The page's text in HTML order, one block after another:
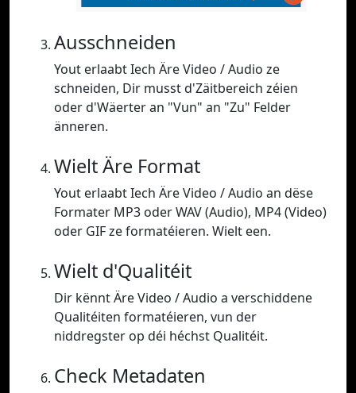
Ausschneiden
Yout erlaabt Iech Äre Video / Audio ze
schneiden, Dir musst d'Zäitbereich zéien
oder d'Wäerter an "Vun" an "Zu" Felder
änneren.
Wielt Äre Format
Yout erlaabt Iech Äre Video / Audio an dëse
Formater MP3 oder WAV (Audio), MP4 (Video)
oder GIF ze formatéieren. Wielt een.
Wielt d'Qualitéit
Dir kënnt Äre Video / Audio a verschiddene
Qualitéiten formatéieren, vun der
niddregster op déi héchst Qualitéit.
Check Metadaten